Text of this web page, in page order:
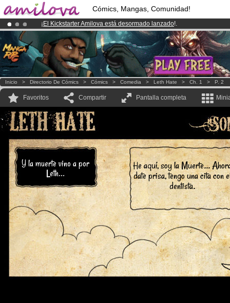
Cómics, Mangas, Comunidad!
¡ El Kickstarter Amilova está desormado lanzado!.
¡Conviertete en Premium por3.95 eurosal mes!Hazte Premium ya
¡Ya tenemos 100000miembrosy 1000 Cómics y Mangas!.
Inicio > Directorio De Cómics > Cómics > Comedia > Leth Hate > Ch. 1 > P. 2
Favoritos Compartir Pantalla completa
Y la muerte vino a por
Leth...
He aquí, soy la Muerte...
date prisa, tengo una cita con
dentista.